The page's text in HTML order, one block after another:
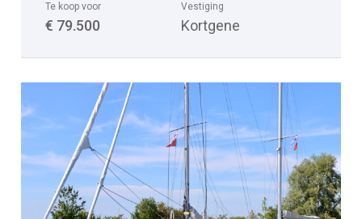
Te koop voor
€ 79.500
Vestiging
Kortgene